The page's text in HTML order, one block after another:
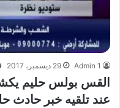
Admin 1 29 ديسمبر، 2017
القس بولس حليم
عند تلقيه خبر حادث